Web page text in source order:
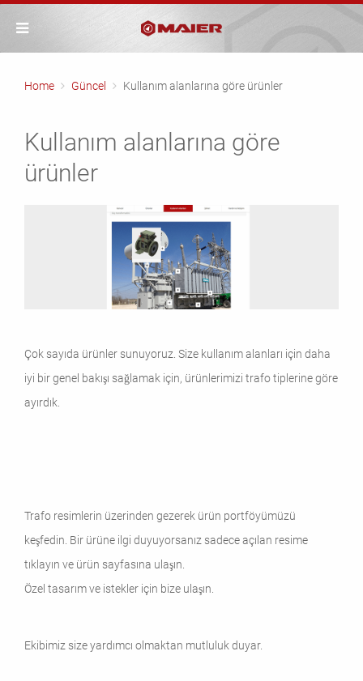
Home Güncel Kullanım alanlarına göre ürünler
Kullanım alanlarına göre
ürünler
Çok sayıda ürünler sunuyoruz. Size kullanım alanları için daha
iyi bir genel bakışı sağlamak için, ürünlerimizi trafo tiplerine göre
ayırdık.
Trafo resimlerin üzerinden gezerek ürün portföyümüzü
keşfedin. Bir ürüne ilgi duyuyorsanız sadece açılan resime
tıklayın ve ürün sayfasına ulaşın.
Özel tasarım ve istekler için bize ulaşın.
Ekibimiz size yardımcı olmaktan mutluluk duyar.